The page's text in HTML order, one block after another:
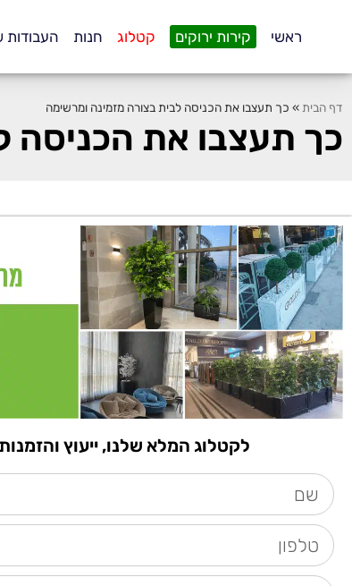
ראשי קירות ירוקים קטלוג חנות העבודות
דף הבית » כך תעצבו את הכניסה לבית בצורה מזמינה ומרשימה
כך תעצבו את הכניסה
לקטלוג המלא שלנו, ייעוץ והזמנות